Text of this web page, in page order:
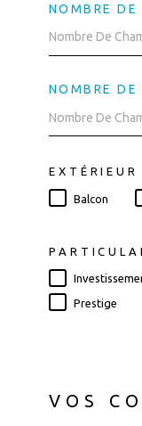
NOMBRE DE
NOMBRE DE
EXTÉRIEUR
Balcon
Prestige
VOS